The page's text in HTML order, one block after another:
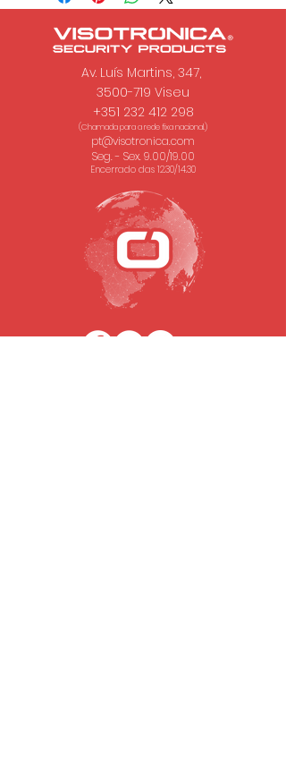
Av. Luís Martins, 347,
3500-719 Viseu
+351 232 412 298
(Chamada para a rede fixa nacional.)
pt@visotronica.com
Seg. - Sex. 9.00/19.00
Encerrado das 12.30/14.30